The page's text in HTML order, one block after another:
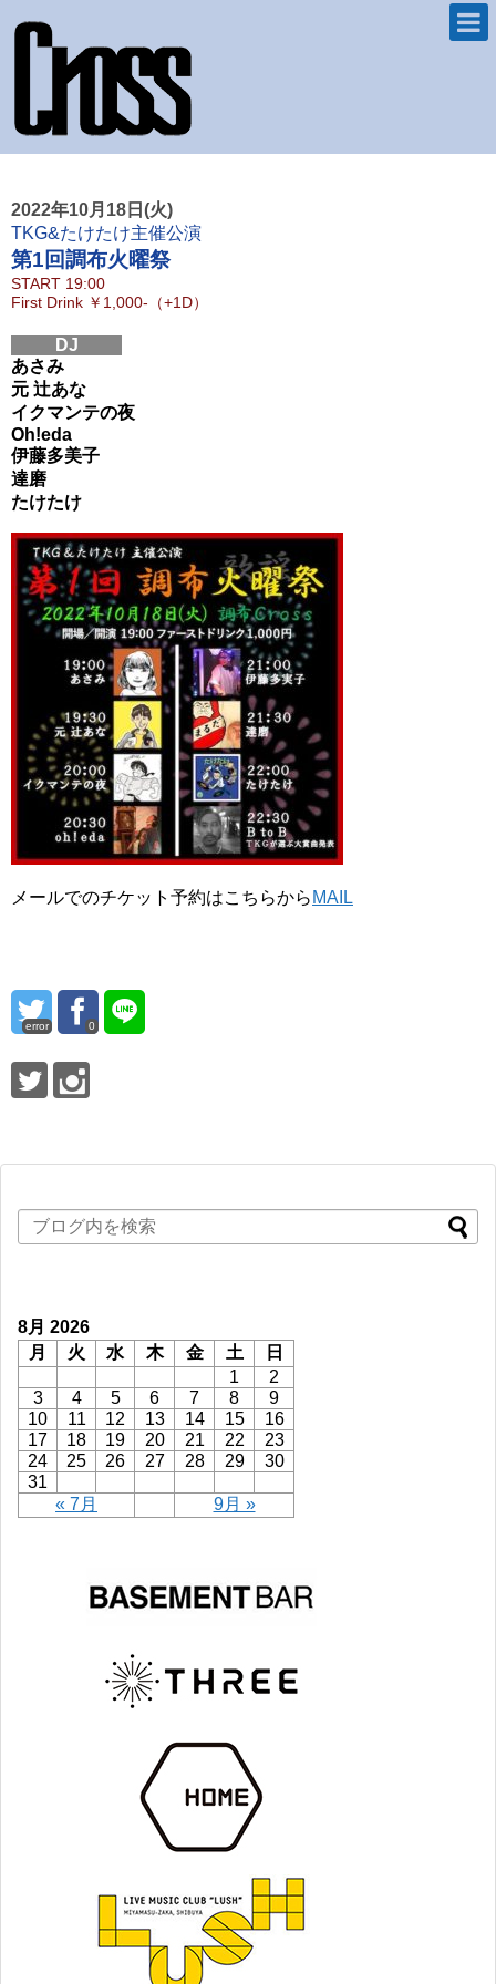
2022年10月18日(火)
TKG&たけたけ主催公演
第1回調布火曜祭
START 19:00
First Drink ￥1,000-（+1D）
DJ
あさみ
元 辻あな
イクマンテの夜
Oh!eda
伊藤多美子
達磨
たけたけ
メールでのチケット予約はこちらから MAIL
error 0
8月 2026
月
火 水 木 金 土
日
1
2
3
4 5 6 7 8
9
10
11 12 13 14 15
16
17
18 19 20 21 22
23
24
25 26 27 28 29
30
31
« 7月
9月 »